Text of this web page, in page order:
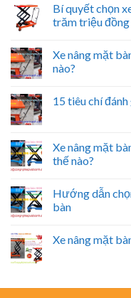
Bí quyết chọn
trăm triệu đồng
Xe nâng mặt
nào?
15 tiêu chí
Xe nâng mặt
thế nào?
Hướng dẫn
bàn
Xe nâng mặt